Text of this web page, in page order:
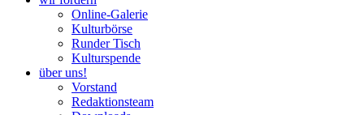
Online-Galerie
Kulturbörse
Runder Tisch
Kulturspende
über uns!
Vorstand
Redaktionsteam